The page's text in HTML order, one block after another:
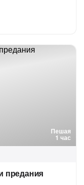
Пешая
1 час
предания